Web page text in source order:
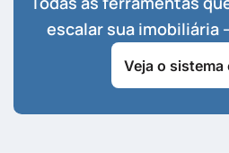
escalar sua imobiliária
Veja o sistema